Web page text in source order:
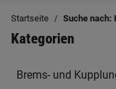
Startseite Suche nach:
Kategorien
Brems- und